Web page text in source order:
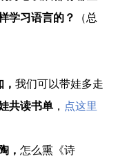
学习语言的？
（总
我们可以带娃多走
共读书单 ， 点这里
， 怎么熏《诗